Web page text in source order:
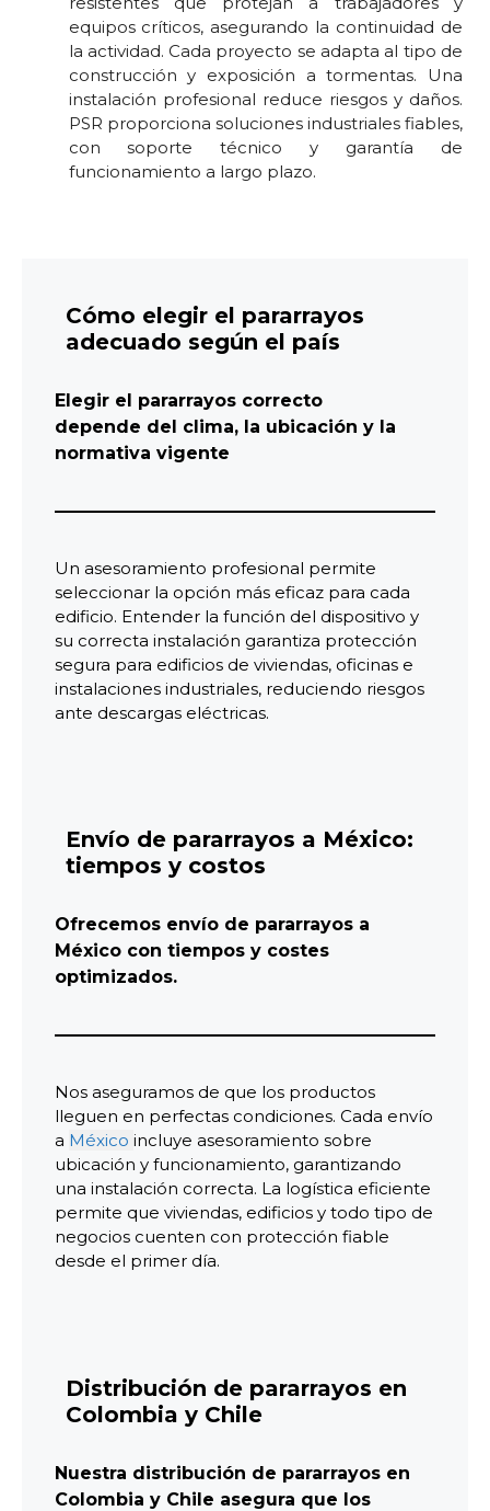
equipos críticos, asegurando la continuidad de
la actividad. Cada proyecto se adapta al tipo de
construcción y exposición a tormentas. Una
instalación profesional reduce riesgos y daños.
PSR proporciona soluciones industriales fiables,
con soporte técnico y garantía de
funcionamiento a largo plazo.
Cómo elegir el pararrayos
adecuado según el país
Elegir el pararrayos correcto
depende del clima, la ubicación y la
normativa vigente
Un asesoramiento profesional permite
seleccionar la opción más eficaz para cada
edificio. Entender la función del dispositivo y
su correcta instalación garantiza protección
segura para edificios de viviendas, oficinas e
instalaciones industriales, reduciendo riesgos
ante descargas eléctricas.
Envío de pararrayos a México:
tiempos y costos
Ofrecemos envío de pararrayos a
México con tiempos y costes
optimizados.
Nos aseguramos de que los productos
lleguen en perfectas condiciones. Cada envío
a México incluye asesoramiento sobre
ubicación y funcionamiento, garantizando
una instalación correcta. La logística eficiente
permite que viviendas, edificios y todo tipo de
negocios cuenten con protección fiable
desde el primer día.
Distribución de pararrayos en
Colombia y Chile
Nuestra distribución de pararrayos en
Colombia y Chile asegura que los